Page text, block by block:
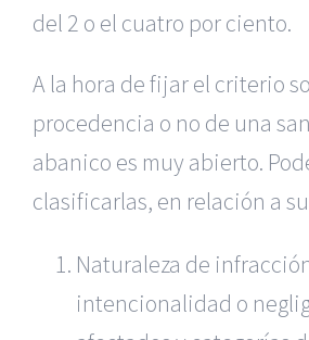
del 2 o el cuatro por ciento.
A la hora de fijar el criterio
procedencia o no de una
abanico es muy abierto.
clasificarlas, en relación a su
Naturaleza de
intencionalidad o